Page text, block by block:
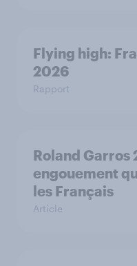
Flying high:
2026
Rapport
Roland Garros
engouement
les Français
Article